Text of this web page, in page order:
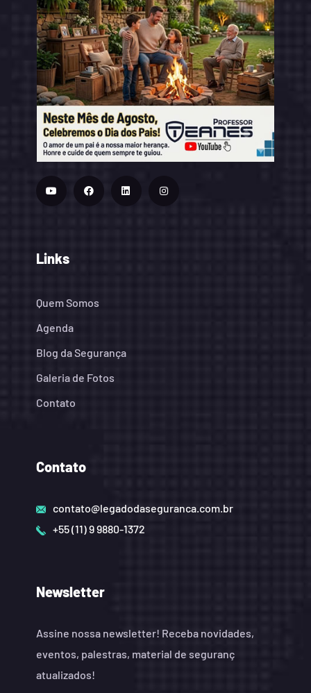
Links
Quem Somos
Agenda
Blog da Segurança
Galeria de Fotos
Contato
Contato
contato@legadodaseguranca.com.br
+55 (11) 9 9880-1372
Newsletter
Assine nossa newsletter! Receba novidades,
eventos, palestras, material de seguranç
atualizados!